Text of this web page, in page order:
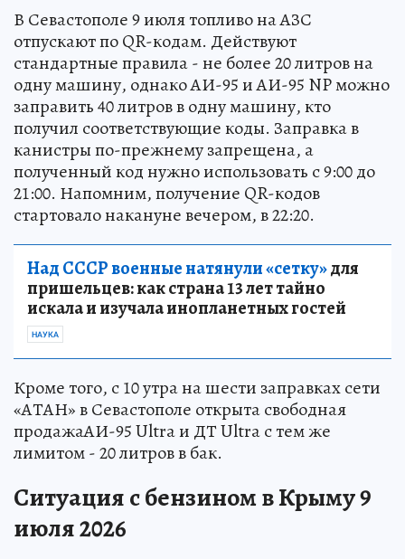
В Севастополе 9 июля топливо на АЗС
отпускают по QR-кодам. Действуют
стандартные правила - не более 20 литров на
одну машину, однако АИ-95 и АИ-95 NP можно
заправить 40 литров в одну машину, кто
получил соответствующие коды. Заправка в
канистры по-прежнему запрещена, а
полученный код нужно использовать с 9:00 до
21:00. Напомним, получение QR-кодов
стартовало накануне вечером, в 22:20.
Над СССР военные натянули «сетку»для
пришельцев: как страна 13 лет тайно
искала и изучала инопланетных гостей
НАУКА
Кроме того, с 10 утра на шести заправках сети
«АТАН» в Севастополе открыта свободная
продажаАИ-95 Ultra и ДТ Ultra с тем же
лимитом - 20 литров в бак.
Ситуация с бензином в Крыму 9
июля 2026